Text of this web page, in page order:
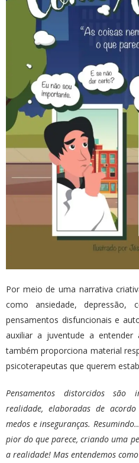
Por meio de uma narrativa
como ansiedade, depressão,
pensamentos disfuncionais e
auxiliar a juventude a
também proporciona material
psicoterapeutas que querem
Pensamentos distorcidos são
realidade, elaboradas de
medos e inseguranças.
pior do que parece, criando uma
a realidade! Mas entendemos